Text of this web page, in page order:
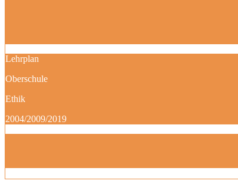
Lehrplan
Oberschule
Ethik
2004/2009/2019